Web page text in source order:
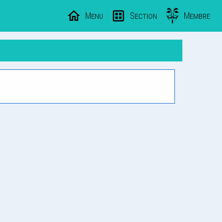
Menu Section Membre